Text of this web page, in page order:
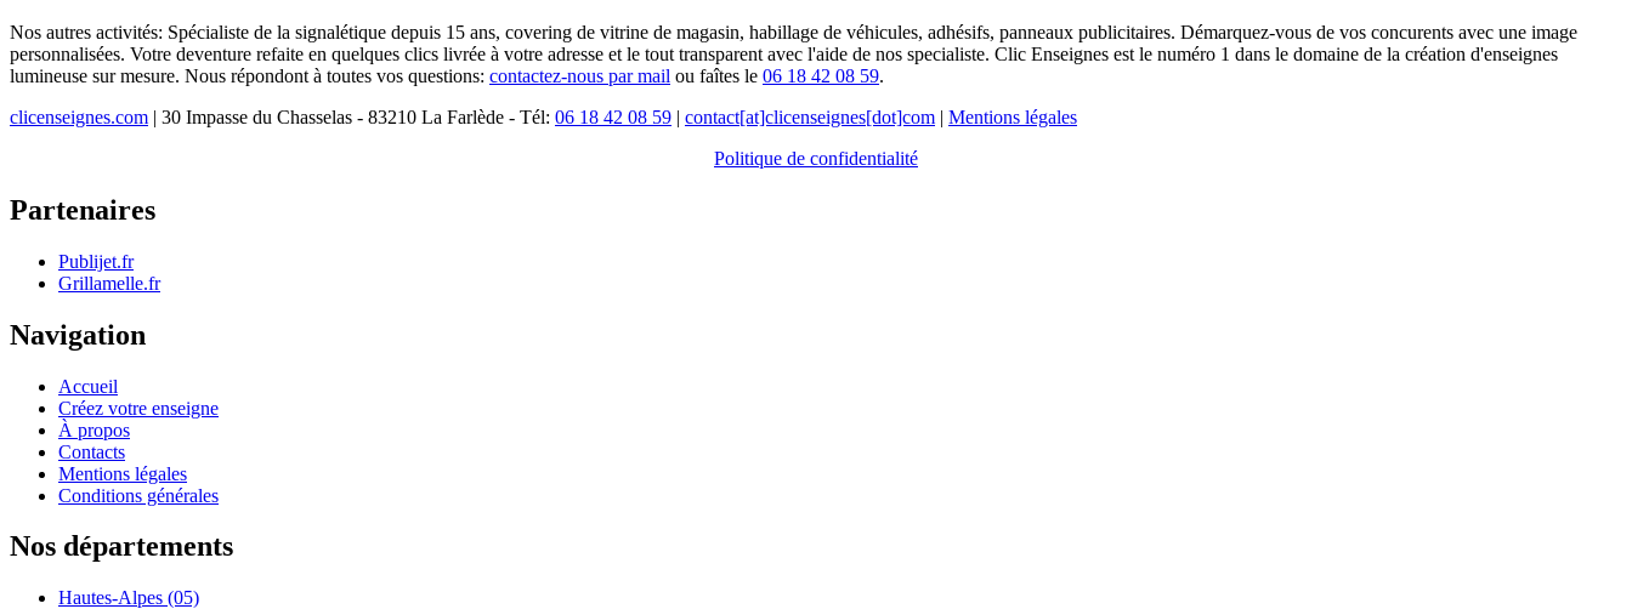
Nos autres activités: Spécialiste de la signalétique depuis 15 ans, covering de vitrine de magasin, habillage de véhicules, adhésifs, panneaux publicitaires. Démarquez-vous de vos concurents avec une image
personnalisées. Votre deventure refaite en quelques clics livrée à votre adresse et le tout transparent avec l'aide de nos specialiste. Clic Enseignes est le numéro 1 dans le domaine de la création d'enseignes
lumineuse sur mesure. Nous répondont à toutes vos questions: contactez-nous par mail ou faîtes le 06 18 42 08 59.
clicenseignes.com | 30 Impasse du Chasselas - 83210 La Farlède - Tél: 06 18 42 08 59 | contact[at]clicenseignes[dot]com | Mentions légales
Politique de confidentialité
Partenaires
Publijet.fr
Grillamelle.fr
Navigation
Accueil
Créez votre enseigne
À propos
Contacts
Mentions légales
Conditions générales
Nos départements
Hautes-Alpes (05)